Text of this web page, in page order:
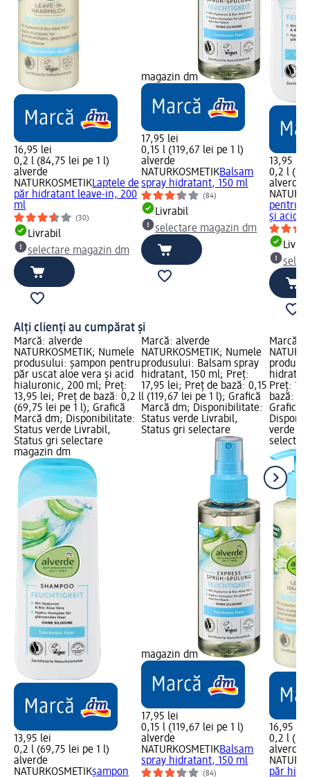
16,95 lei
0,2 l (84,75 lei pe 1 l)
alverde
NATURKOSMETIKLaptele de
păr hidratant leave-in, 200
ml
(30)
Livrabil
selectare magazin dm
magazin dm
17,95 lei
0,15 l (119,67 lei pe 1 l)
alverde
NATURKOSMETIKBalsam
spray hidratant, 150 ml
(84)
Livrabil
selectare magazin dm
13,95 lei
0,2 l
alverde
pentru
și
Alți clienți au cumpărat și
Marcă: alverde
NATURKOSMETIK; Numele
produsului: șampon pentru
păr uscat aloe vera și acid
hialuronic, 200 ml; Preț:
13,95 lei; Preț de bază: 0,2 l
(69,75 lei pe 1 l); Grafică
Marcă dm; Disponibilitate:
Status verde Livrabil,
Status gri selectare
magazin dm
13,95 lei
0,2 l (69,75 lei pe 1 l)
alverde
NATURKOSMETIKșampon
Marcă: alverde
NATURKOSMETIK; Numele
produsului: Balsam spray
hidratant, 150 ml; Preț:
17,95 lei; Preț de bază: 0,15
l (119,67 lei pe 1 l); Grafică
Marcă dm; Disponibilitate:
Status verde Livrabil,
Status gri selectare
magazin dm
17,95 lei
0,15 l (119,67 lei pe 1 l)
alverde
NATURKOSMETIKBalsam
spray hidratant, 150 ml
(84)
Marcă:
Preț:
bază:
Grafică
verde
16,95 lei
0,2 l
alverde
păr